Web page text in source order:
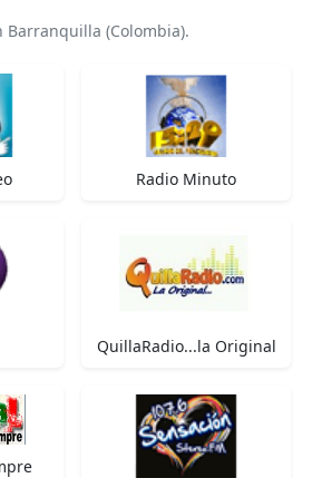
Barranquilla (Colombia).
Radio Minuto
QuillaRadio...la Original